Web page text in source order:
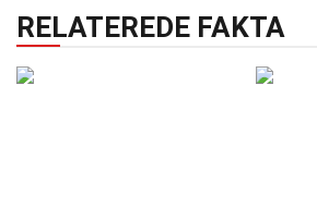
RELATEREDE FAKTA